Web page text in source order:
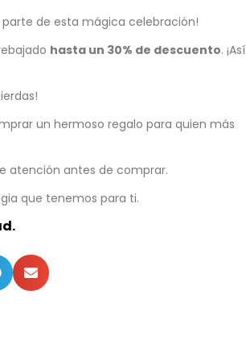
parte de esta mágica celebración!
hasta un 30% de descuento. ¡Así
un hermoso regalo para quien más
atención antes de comprar.
que tenemos para ti.